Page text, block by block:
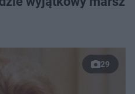
29